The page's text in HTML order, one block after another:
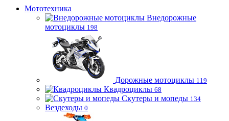
Мототехника
Внедорожные
мотоциклы 198
Дорожные мотоциклы 119
Квадроциклы 68
Скутеры и мопеды 134
Вездеходы 0